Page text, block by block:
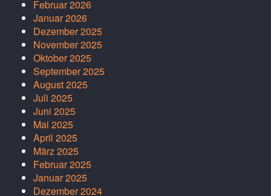
Februar 2026
Januar 2026
Dezember 2025
November 2025
Oktober 2025
September 2025
August 2025
Juli 2025
Juni 2025
Mai 2025
April 2025
März 2025
Februar 2025
Januar 2025
Dezember 2024